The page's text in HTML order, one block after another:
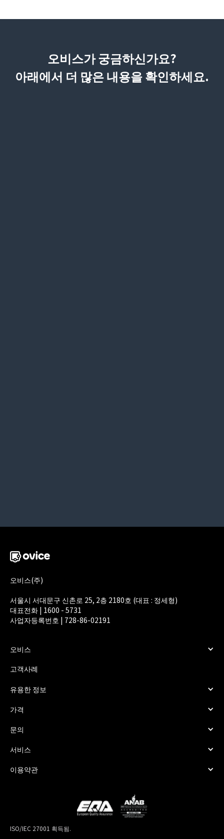
오비스가 궁금하신가요?
아래에서 더 많은 내용을 확인하세요.
오비스(주)
서울시 서대문구 신촌로 25, 2층 2180호 (대표 : 정세형)
대표전화 | 1600 - 5731
사업자등록번호 | 728-86-02191
오비스
고객사례
유용한 정보
가격
문의
서비스
이용약관
ISO/IEC 27001 획득됨.